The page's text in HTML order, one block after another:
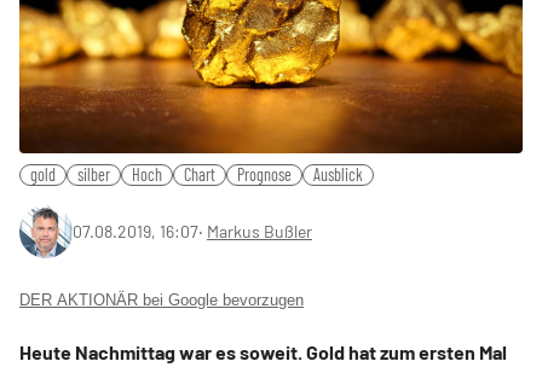
gold silber Hoch Chart Prognose Ausblick
07.08.2019, 16:07‧ Markus Bußler
DER AKTIONÄR bei Google bevorzugen
Heute Nachmittag war es soweit. Gold hat zum ersten Mal